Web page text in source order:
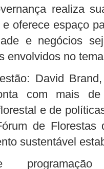
realiza
oferece espaço
e negócios
envolvidos no
David
com mais
e de
de
sustentável